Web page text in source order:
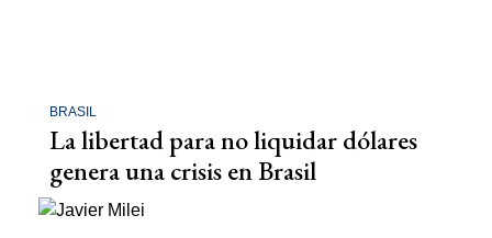
BRASIL
La libertad para no liquidar dólares
genera una crisis en Brasil